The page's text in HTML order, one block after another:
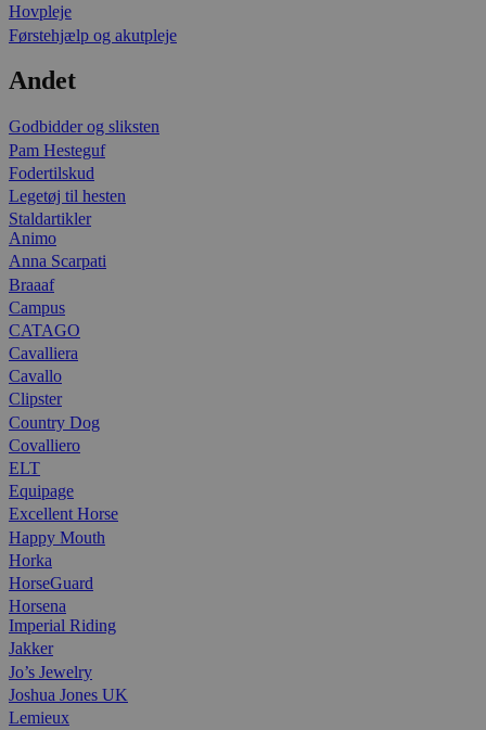
Hovpleje
Førstehjælp og akutpleje
Andet
Godbidder og sliksten
Pam Hesteguf
Fodertilskud
Legetøj til hesten
Staldartikler
Animo
Anna Scarpati
Braaaf
Campus
CATAGO
Cavalliera
Cavallo
Clipster
Country Dog
Covalliero
ELT
Equipage
Excellent Horse
Happy Mouth
Horka
HorseGuard
Horsena
Imperial Riding
Jakker
Jo’s Jewelry
Joshua Jones UK
Lemieux